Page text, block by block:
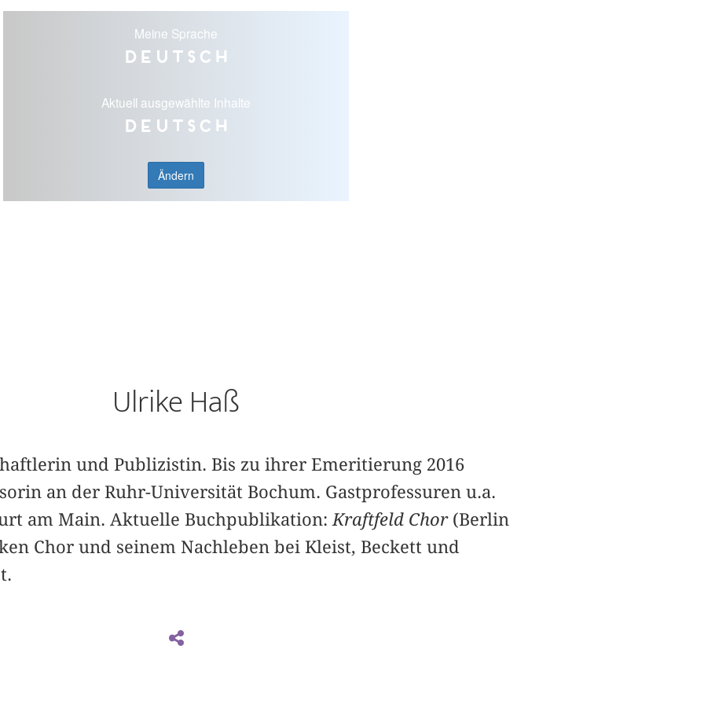
Meine Sprache
Deutsch
Aktuell ausgewählte Inhalte
Deutsch
Ändern
Ulrike Haß
und Publizistin. Bis zu ihrer Emeritierung 2016
an der Ruhr-Universität Bochum. Gastprofessuren u.a.
am Main. Aktuelle Buchpublikation: Kraftfeld Chor(Berlin
Chor und seinem Nachleben bei Kleist, Beckett und